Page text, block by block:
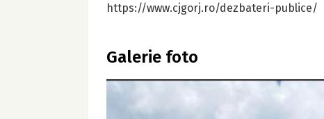
https://www.cjgorj.ro/dezbateri-publice/
Galerie foto